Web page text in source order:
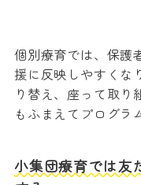
個別療育では、保護
援に反映しやすくな
り替え、座って取
もふまえてプログラ
小集団療育では友